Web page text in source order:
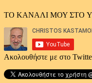
ΤΟ ΚΑΝΑΛΙ ΜΟΥ ΣΤΟ
Ακολουθήστε με στο